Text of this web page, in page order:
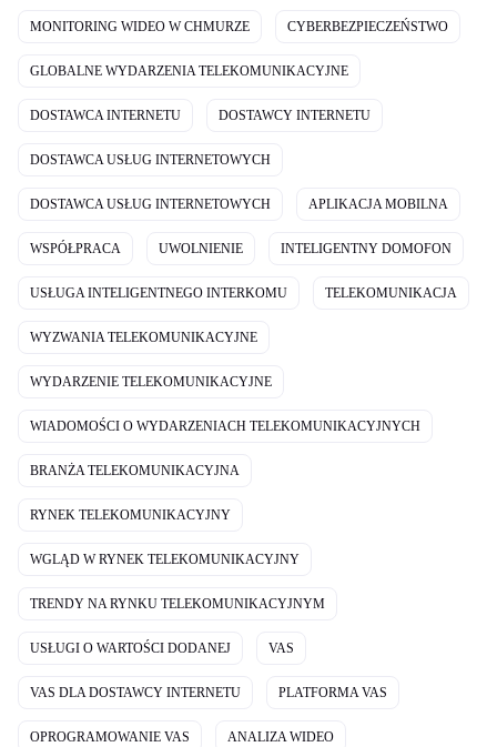
MONITORING WIDEO W CHMURZE CYBERBEZPIECZEŃSTWO
GLOBALNE WYDARZENIA TELEKOMUNIKACYJNE
DOSTAWCA INTERNETU DOSTAWCY INTERNETU
DOSTAWCA USŁUG INTERNETOWYCH
DOSTAWCA USŁUG INTERNETOWYCH APLIKACJA MOBILNA
WSPÓŁPRACA UWOLNIENIE INTELIGENTNY DOMOFON
USŁUGA INTELIGENTNEGO INTERKOMU TELEKOMUNIKACJA
WYZWANIA TELEKOMUNIKACYJNE
WYDARZENIE TELEKOMUNIKACYJNE
WIADOMOŚCI O WYDARZENIACH TELEKOMUNIKACYJNYCH
BRANŻA TELEKOMUNIKACYJNA
RYNEK TELEKOMUNIKACYJNY
WGLĄD W RYNEK TELEKOMUNIKACYJNY
TRENDY NA RYNKU TELEKOMUNIKACYJNYM
USŁUGI O WARTOŚCI DODANEJ VAS
VAS DLA DOSTAWCY INTERNETU PLATFORMA VAS
OPROGRAMOWANIE VAS ANALIZA WIDEO